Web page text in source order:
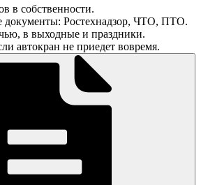
в собственности.
документы: Ростехнадзор, ЧТО, ПТО.
в выходные и праздники.
автокран не приедет вовремя.